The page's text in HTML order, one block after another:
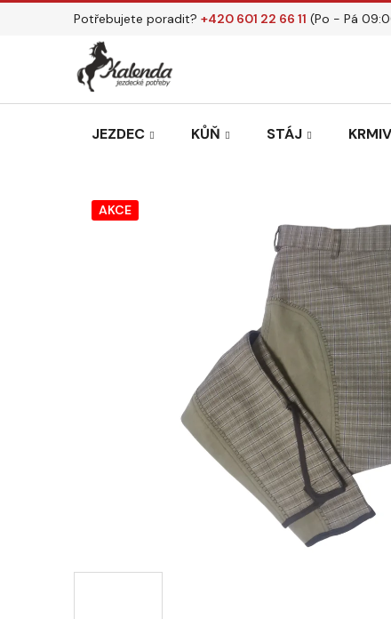
Přejít
Potřebujete poradit? +420 601 22 66 11 (Po - Pá
JEZDEC KŮŇ STÁJ
AKCE